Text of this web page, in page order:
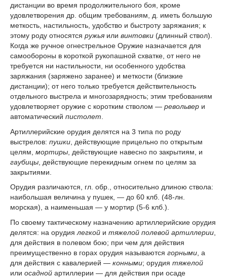
дистанции во время продолжительного боя, кроме
удовлетворения др. общим требованиям, д. иметь большую
меткость, настильность, удобство и быстроту заряжания; к
этому роду относятся ружья или винтовки (длинный ствол).
Когда же ручное огнестрельное Оружие назначается для
самообороны в короткой рукопашной схватке, от него не
требуется ни настильности, ни особенного удобства
заряжания (заряжено заранее) и меткости (близкие
дистанции); от него только требуется действительность
отдельного выстрела и многозарядность; этим требованиям
удовлетворяет оружие с коротким стволом — револьвер и
автоматический пистолет
Артиллерийские орудия делятся на 3 типа по роду
выстрелов: пушки , действующие прицельно по открытым
целям, мортиры , действующие навесно по закрытиям, и
гаубицы , действующие перекидным огнем по целям за
закрытиями.
Орудия различаются, гл. обр., относительно длиною ствола:
наибольшая величина у пушек, — до 60 клб. (48-лн.
морская), а наименьшая — у мортир (5-6 клб.).
По своему тактическому назначению артиллерийские орудия
делятся: на орудия легкой и тяжелой полевой артиллерии
для действия в полевом бою; при чем для действия
преимущественно в горах орудия называются горными , а
для действия с кавалерией — конными; орудия тяжелой
или осадной артиллерии — для действия при осаде